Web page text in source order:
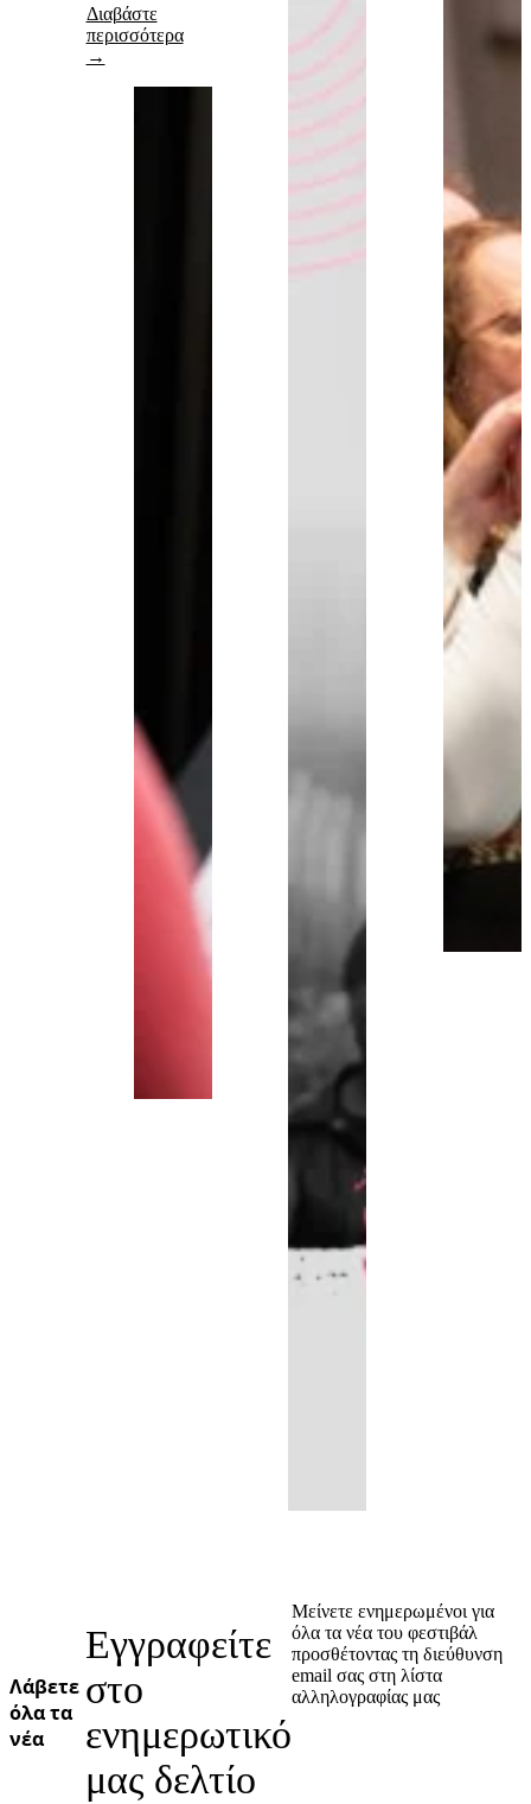
Διαβάστε
περισσότερα
→
Λάβετε
όλα τα
νέα
Εγγραφείτε
στο
ενημερωτικό
μας δελτίο
Μείνετε ενημερωμένοι για
όλα τα νέα του φεστιβάλ
προσθέτοντας τη διεύθυνση
email σας στη λίστα
αλληλογραφίας μας